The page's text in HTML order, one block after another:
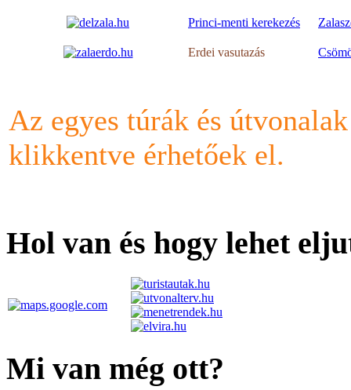
Princi-menti kerekezés
Erdei vasutazás
Az egyes túrák és
klikkentve érhetőek el.
Hol van és hogy lehet
Mi van még ott?